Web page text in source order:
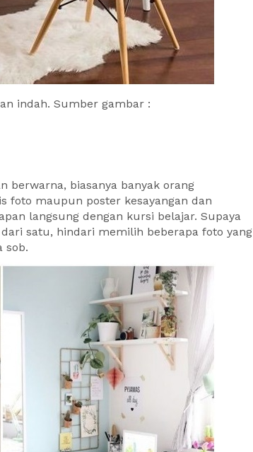
indah. Sumber gambar :
berwarna, biasanya banyak orang
foto maupun poster kesayangan dan
langsung dengan kursi belajar. Supaya
satu, hindari memilih beberapa foto yang
sob.